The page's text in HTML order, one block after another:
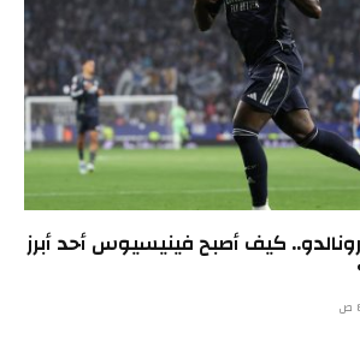
كيف أصبح فينيسيوس أحد أبرز